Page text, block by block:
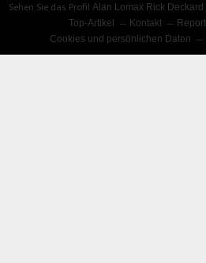
Sehen Sie das ProfilAlan Lomax Rick Deckard
Top-Artikel
Kontakt
Cookies und persönlichen Daten